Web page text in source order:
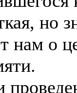
но
нам о